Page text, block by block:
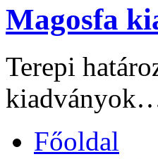
Magosfa
Terepi
Főoldal